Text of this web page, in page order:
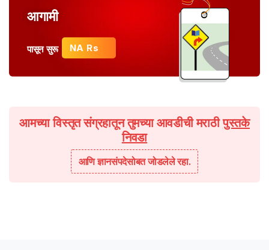
आगामी
पासून सुरू NA Rs
आमच्या विस्तृत संग्रहातून तुमच्या आवडीची मराठीपुस्तके
निवडा
आणि ज्ञानसंपदेसोबत जोडलेले रहा.